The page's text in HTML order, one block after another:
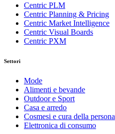
Centric PLM
Centric Planning & Pricing
Centric Market Intelligence
Centric Visual Boards
Centric PXM
Settori
Mode
Alimenti e bevande
Outdoor e Sport
Casa e arredo
Cosmesi e cura della persona
Elettronica di consumo